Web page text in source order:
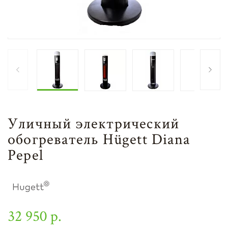
Уличный электрический
обогреватель Hügett Diana
Pepel
32 950 р.